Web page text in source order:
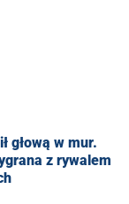
głową w mur.
z rywalem